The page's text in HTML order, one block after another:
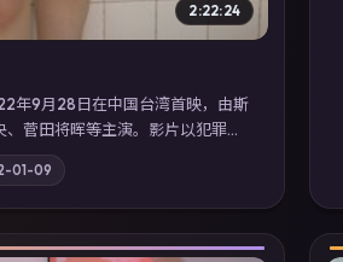
2:22:24
年9月28日在中国台湾首映，由斯
菅田将晖等主演。影片以犯罪为
国灰色产业链；摄影与配乐强化
免费观看高清电视剧在线看」延
高清在线追剧体验。
01-09